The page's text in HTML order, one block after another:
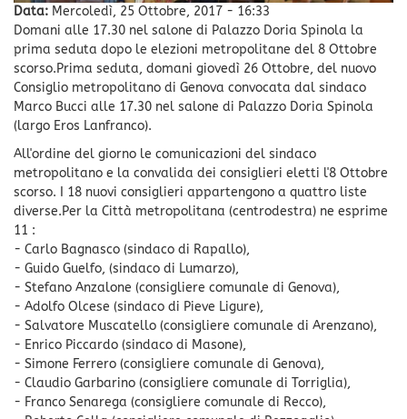
Data: Mercoledì, 25 Ottobre, 2017 - 16:33
Domani alle 17.30 nel salone di Palazzo Doria Spinola la
prima seduta dopo le elezioni metropolitane del 8 Ottobre
scorso.Prima seduta, domani giovedì 26 Ottobre, del nuovo
Consiglio metropolitano di Genova convocata dal sindaco
Marco Bucci alle 17.30 nel salone di Palazzo Doria Spinola
(largo Eros Lanfranco).
All'ordine del giorno le comunicazioni del sindaco
metropolitano e la convalida dei consiglieri eletti l'8 Ottobre
scorso. I 18 nuovi consiglieri appartengono a quattro liste
diverse.Per la Città metropolitana (centrodestra) ne esprime
11 :
- Carlo Bagnasco (sindaco di Rapallo),
- Guido Guelfo, (sindaco di Lumarzo),
- Stefano Anzalone (consigliere comunale di Genova),
- Adolfo Olcese (sindaco di Pieve Ligure),
- Salvatore Muscatello (consigliere comunale di Arenzano),
- Enrico Piccardo (sindaco di Masone),
- Simone Ferrero (consigliere comunale di Genova),
- Claudio Garbarino (consigliere comunale di Torriglia),
- Franco Senarega (consigliere comunale di Recco),